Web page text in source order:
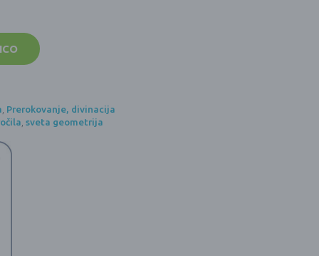
, Prerokovanje, divinacija
, sveta geometrija